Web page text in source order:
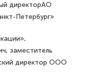
директорАО
Петербург»
заместитель
директор ООО